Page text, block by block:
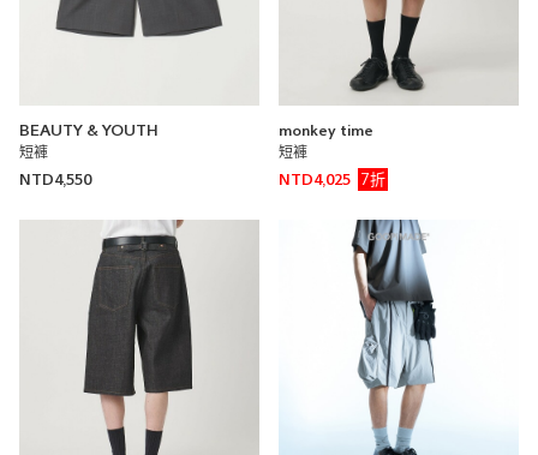
< Steven Alan > Grace 斜紋單打摺短褲
UNITED ARROWS
UNITED ARROWS 大安店
UNITED ARROWS
UNITED ARROWS 大安店
161cm
BEAUTY & YOUTH
短褲
NTD4,550
monkey time
短褲
NTD4,025
7折